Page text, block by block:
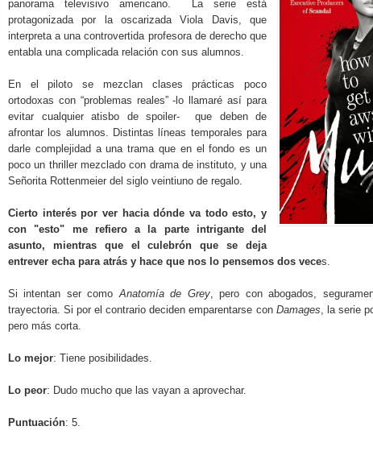
panorama televisivo americano. La serie está
protagonizada por la oscarizada Viola Davis, que
interpreta a una controvertida profesora de derecho que
entabla una complicada relación con sus alumnos.
En el piloto se mezclan clases prácticas poco
ortodoxas con “problemas reales” -lo llamaré así para
evitar cualquier atisbo de spoiler- que deben de
afrontar los alumnos. Distintas líneas temporales para
darle complejidad a una trama que en el fondo es un
poco un thriller mezclado con drama de instituto, y una
Señorita Rottenmeier del siglo veintiuno de regalo.
Cierto interés por ver hacia dónde va todo esto, y
con "esto" me refiero a la parte intrigante del
asunto, mientras que el culebrón que se deja
entrever echa para atrás y hace que nos lo pensemos dos veces.
Si intentan ser como Anatomía de Grey, pero con abogados,
trayectoria. Si por el contrario deciden emparentarse con Damages , la serie
pero más corta.
Lo mejor: Tiene posibilidades.
Lo peor: Dudo mucho que las vayan a aprovechar.
Puntuación: 5.